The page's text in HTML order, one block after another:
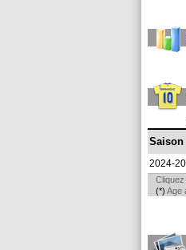
Saison
2024-
(*) Age